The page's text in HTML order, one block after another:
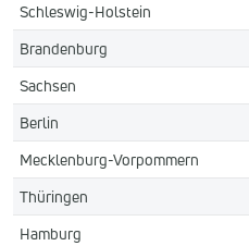
Schleswig-Holstein
Brandenburg
Sachsen
Berlin
Mecklenburg-Vorpommern
Thüringen
Hamburg